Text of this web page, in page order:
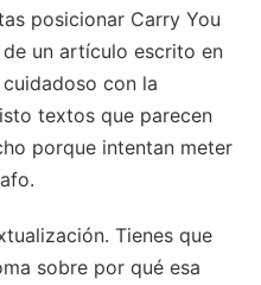
posicionar Carry You
un artículo escrito en
con la
textos que parecen
porque intentan meter
Tienes que
sobre por qué esa